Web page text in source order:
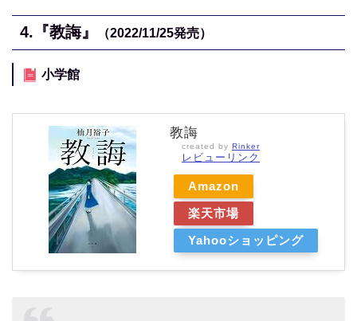
4.『教誨』 （2022/11/25発売）
小学館
教誨
created by Rinker
レビューリンク
Amazon
楽天市場
Yahooショッピング